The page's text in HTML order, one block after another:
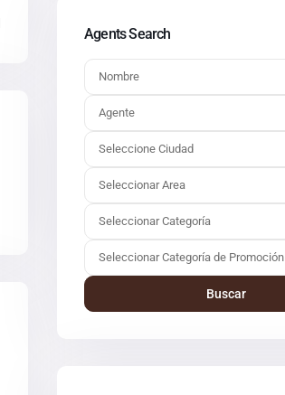
Agents Search
Agente
Seleccione Ciudad
Seleccionar Area
Seleccionar Categoría
Seleccionar Categoría de Promoción
Buscar